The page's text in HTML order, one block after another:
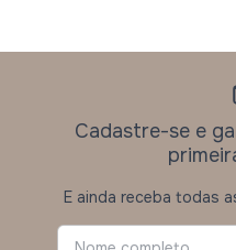
Cadastre-se e
E ainda receba todas